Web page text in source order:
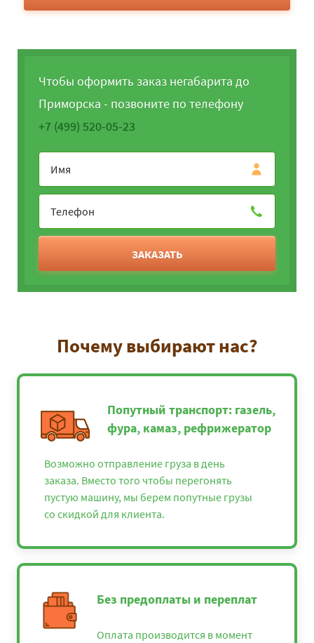
Чтобы оформить заказ негабарита до
Приморска - позвоните по телефону
+7 (499) 520-05-23
ЗАКАЗАТЬ
Почему выбирают нас?
Попутный транспорт: газель,
фура, камаз, рефрижератор
Возможно отправление груза в день
заказа. Вместо того чтобы перегонять
пустую машину, мы берем попутные грузы
со скидкой для клиента.
Без предоплаты и переплат
Оплата производится в момент